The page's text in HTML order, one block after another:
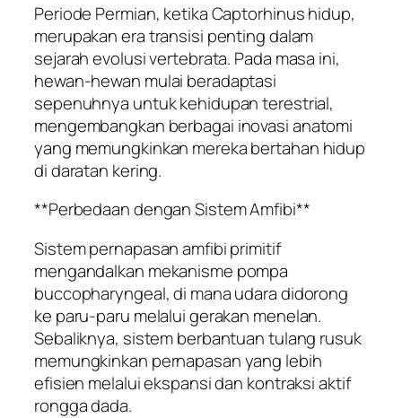
Periode Permian, ketika Captorhinus hidup,
merupakan era transisi penting dalam
sejarah evolusi vertebrata. Pada masa ini,
hewan-hewan mulai beradaptasi
sepenuhnya untuk kehidupan terestrial,
mengembangkan berbagai inovasi anatomi
yang memungkinkan mereka bertahan hidup
di daratan kering.
**Perbedaan dengan Sistem Amfibi**
Sistem pernapasan amfibi primitif
mengandalkan mekanisme pompa
buccopharyngeal, di mana udara didorong
ke paru-paru melalui gerakan menelan.
Sebaliknya, sistem berbantuan tulang rusuk
memungkinkan pernapasan yang lebih
efisien melalui ekspansi dan kontraksi aktif
rongga dada.